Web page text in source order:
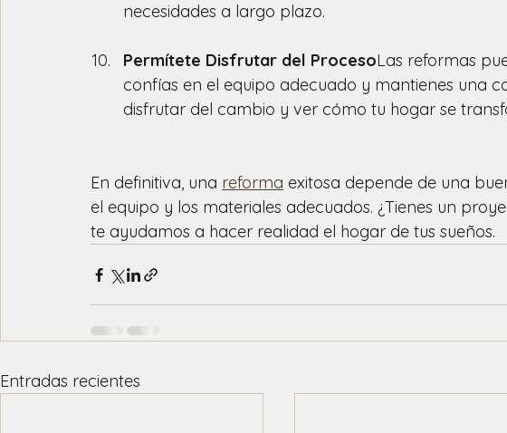
necesidades a largo plazo.
Permítete Disfrutar del ProcesoLas reformas
confías en el equipo adecuado y mantienes una
disfrutar del cambio y ver cómo tu hogar se
En definitiva, una reforma exitosa depende de una
el equipo y los materiales adecuados. ¿Tienes un
te ayudamos a hacer realidad el hogar de tus sueños.
Entradas recientes